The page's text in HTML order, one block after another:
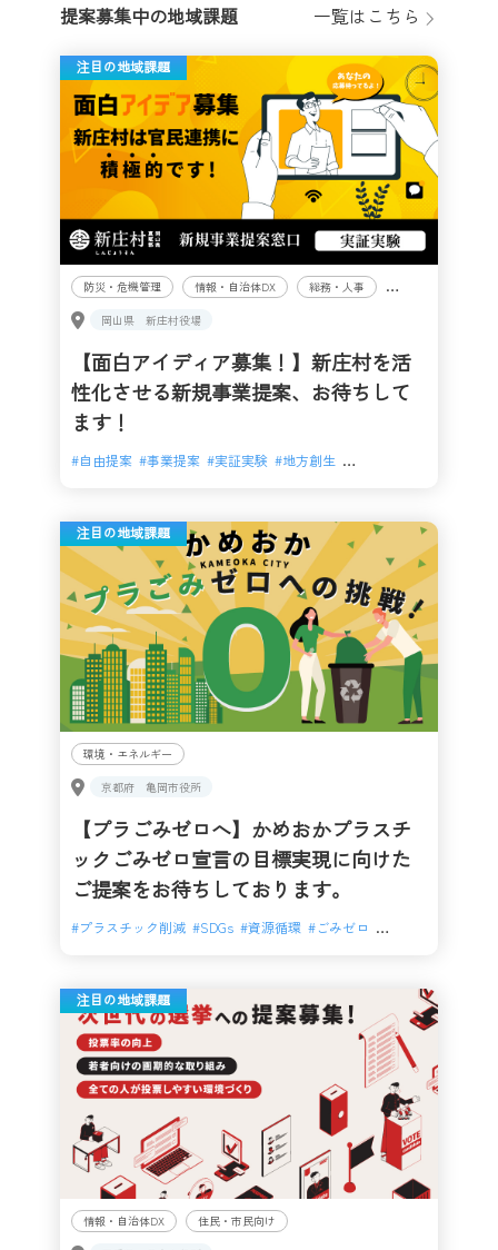
提案募集中の地域課題 一覧はこちら
注目の地域課題
防災・危機管理 情報・自治体DX 総務・人事
岡山県
新庄村役場
【面白アイディア募集！】新庄村を活
性化させる新規事業提案、お待ちして
ます！
#自由提案 #事業提案 #実証実験 #地方創生 #持続可能なまちづくり
注目の地域課題
環境・エネルギー
京都府
亀岡市役所
【プラごみゼロへ】かめおかプラスチ
ックごみゼロ宣言の目標実現に向けた
ご提案をお待ちしております。
#プラスチック削減 #SDGs #資源循環 #ごみゼロ #環境保全
注目の地域課題
情報・自治体DX
住民・市民向け